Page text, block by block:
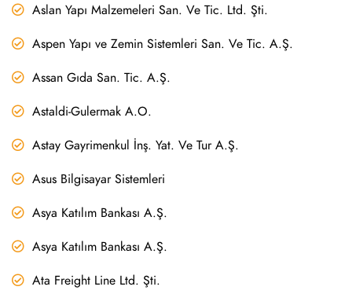
Aslan Yapı Malzemeleri San. Ve Tic. Ltd. Şti.
Aspen Yapı ve Zemin Sistemleri San. Ve Tic. A.Ş.
Assan Gıda San. Tic. A.Ş.
Astaldi-Gulermak A.O.
Astay Gayrimenkul İnş. Yat. Ve Tur A.Ş.
Asus Bilgisayar Sistemleri
Asya Katılım Bankası A.Ş.
Asya Katılım Bankası A.Ş.
Ata Freight Line Ltd. Şti.